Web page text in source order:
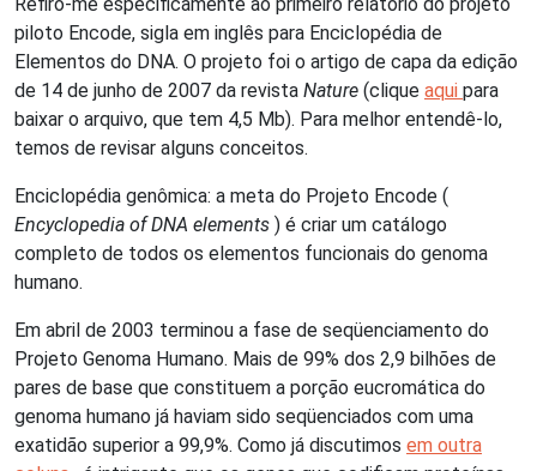
piloto Encode, sigla em inglês para Enciclopédia de
Elementos do DNA. O projeto foi o artigo de capa da edição
de 14 de junho de 2007 da revista Nature (clique aqui para
baixar o arquivo, que tem 4,5 Mb). Para melhor entendê-lo,
temos de revisar alguns conceitos.
Enciclopédia genômica: a meta do Projeto Encode (
Encyclopedia of DNA elements ) é criar um catálogo
completo de todos os elementos funcionais do genoma
humano.
Em abril de 2003 terminou a fase de seqüenciamento do
Projeto Genoma Humano. Mais de 99% dos 2,9 bilhões de
pares de base que constituem a porção eucromática do
genoma humano já haviam sido seqüenciados com uma
exatidão superior a 99,9%. Como já discutimos em outra